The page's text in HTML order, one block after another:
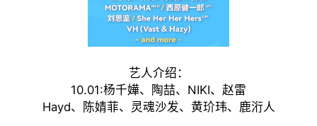
艺人介绍：
10.01:杨千嬅、陶喆、NIKI、赵雷
Hayd、陈婧菲、灵魂沙发、黄玠玮、鹿洐人